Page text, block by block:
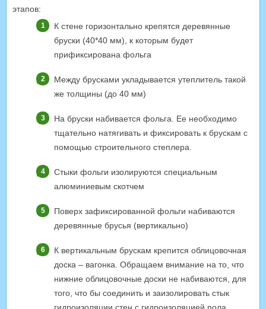
этапов:
К стене горизонтально крепятся деревянные
бруски (40*40 мм), к которым будет
прификсирована фольга
Между брусками укладывается утеплитель такой
же толщины (до 40 мм)
На бруски набивается фольга. Ее необходимо
тщательно натягивать и фиксировать к брускам с
помощью строительного степлера.
Стыки фольги изолируются специальным
алюминиевым скотчем
Поверх зафиксированной фольги набиваются
деревянные брусья (вертикально)
К вертикальным брускам крепится облицовочная
доска – вагонка. Обращаем внимание на то, что
нижние облицовочные доски не набиваются, для
того, что бы соединить и заизолировать стык
гидроизоляции стен с гидроизоляцией пола.